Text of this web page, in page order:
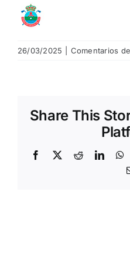
NOTICIAS
26/03/2025 Comentarios
Share This
Facebook
X Reddit